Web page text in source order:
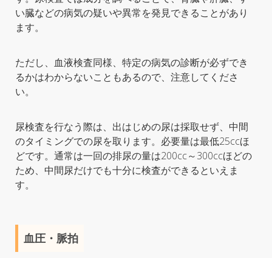
い臓などの病気の疑いや異常を発見できることがあり
ます。
ただし、血液検査同様、特定の病気の診断が必ずでき
るかはわからないこともあるので、注意してくださ
い。
尿検査を行なう際は、出はじめの尿は採取せず、中間
のタイミングでの尿を取ります。必要量は最低25ccほ
どです。通常は一回の排尿の量は200cc～300ccほどの
ため、中間尿だけでも十分に検査ができるといえま
す。
血圧・脈拍